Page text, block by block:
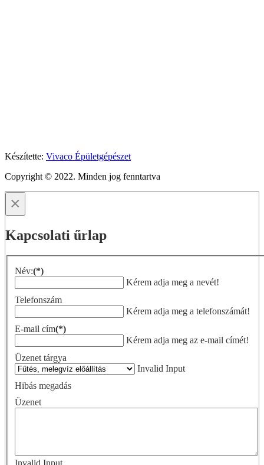
Készítette: Vivaco Épületgépészet
Copyright © 2022. Minden jog fenntartva
×
Kapcsolati űrlap
Név:(*)
Kérem adja meg a nevét!
Telefonszám
Kérem adja meg a telefonszámát!
E-mail cím(*)
Kérem adja meg az e-mail címét!
Üzenet tárgya
Invalid Input
Hibás megadás
Üzenet
Invalid Input